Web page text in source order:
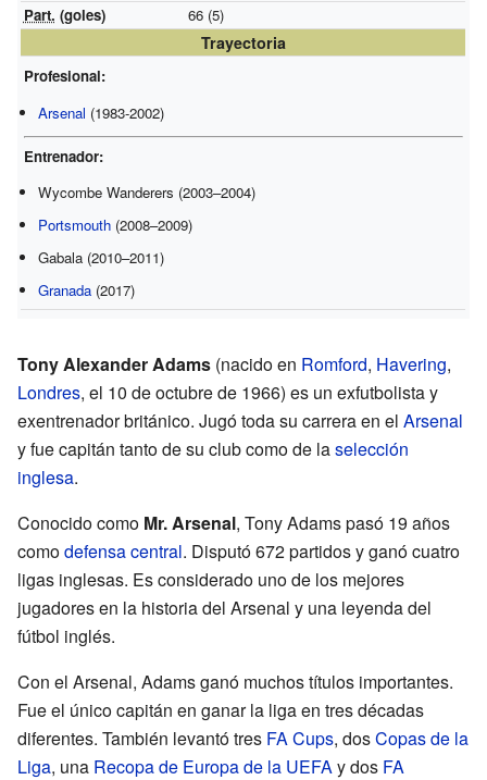
Part. (goles) 66 (5)
Trayectoria
Profesional:
Arsenal (1983-2002)
Entrenador:
Wycombe Wanderers (2003–2004)
Portsmouth (2008–2009)
Gabala (2010–2011)
Granada (2017)
Tony Alexander Adams (nacido en Romford, Havering,
Londres, el 10 de octubre de 1966) es un exfutbolista y
exentrenador británico. Jugó toda su carrera en el Arsenal
y fue capitán tanto de su club como de laselección
inglesa.
Conocido como Mr. Arsenal, Tony Adams pasó 19 años
comodefensa central. Disputó 672 partidos y ganó cuatro
ligas inglesas. Es considerado uno de los mejores
jugadores en la historia del Arsenal y una leyenda del
fútbol inglés.
Con el Arsenal, Adams ganó muchos títulos importantes.
Fue el único capitán en ganar la liga en tres décadas
diferentes. También levantó tres FA Cups, dosCopas de la
Liga, una Recopa de Europa de la UEFAy dos FA